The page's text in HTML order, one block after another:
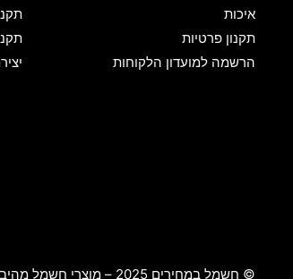
איכות
תקנון פרטיות
הרשמה למועדון הלקוחות
© חשמל במחירים 2025 – מוצרי חשמל מהיבואן לצרכן